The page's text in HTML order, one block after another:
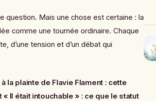
question. Mais une chose est certaine : la
comme une tournée ordinaire. Chaque
d’une tension et d’un débat qui
la plainte de Flavie Flament : cette
« Il était intouchable » : ce que le statut